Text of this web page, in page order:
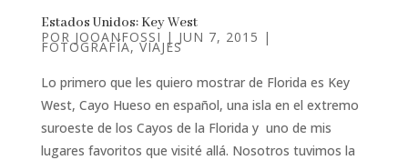
Estados Unidos: Key West
POR JOOANFOSSI | JUN 7, 2015 |
FOTOGRAFÍA,VIAJES
Lo primero que les quiero mostrar de Florida es Key
West, Cayo Hueso en español, una isla en el extremo
suroeste de los Cayos de la Florida y uno de mis
lugares favoritos que visité allá. Nosotros tuvimos la